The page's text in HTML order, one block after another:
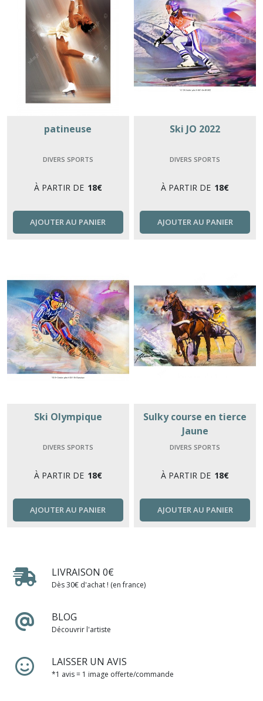
patineuse
DIVERS SPORTS
À PARTIR DE 18€
AJOUTER AU PANIER
Ski JO 2022
DIVERS SPORTS
À PARTIR DE 18€
AJOUTER AU PANIER
Ski Olympique
DIVERS SPORTS
À PARTIR DE 18€
AJOUTER AU PANIER
Sulky course en tierce
Jaune
DIVERS SPORTS
À PARTIR DE 18€
AJOUTER AU PANIER
LIVRAISON 0€
Dès 30€ d'achat ! (en france)
BLOG
Découvrir l'artiste
LAISSER UN AVIS
*1 avis = 1 image offerte/commande